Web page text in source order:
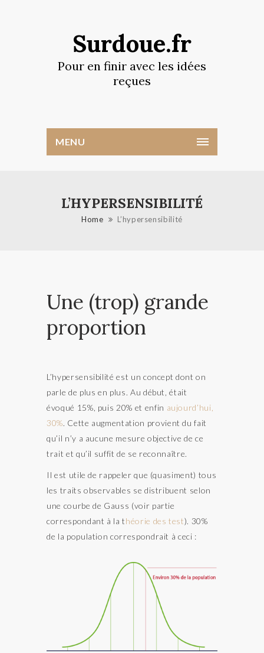
Surdoue.fr
Pour en finir avec les idées
reçues
MENU
L’HYPERSENSIBILITÉ
Home L’hypersensibilité
Une (trop) grande
proportion
L’hypersensibilité est un concept dont on
parle de plus en plus. Au début, était
évoqué 15%, puis 20% et enfin aujourd’hui,
30%. Cette augmentation provient du fait
qu’il n’y a aucune mesure objective de ce
trait et qu’il suffit de se reconnaître.
Il est utile de rappeler que (quasiment) tous
les traits observables se distribuent selon
une courbe de Gauss (voir partie
correspondant à la théorie des test). 30%
de la population correspondrait à ceci :